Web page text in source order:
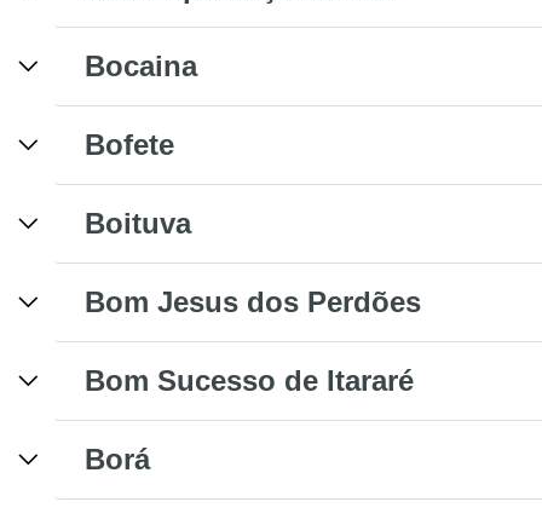
Bocaina
Bofete
Boituva
Bom Jesus dos Perdões
Bom Sucesso de Itararé
Borá